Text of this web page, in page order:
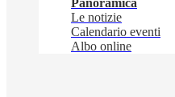
Panoramica
Le notizie
Calendario eventi
Albo online